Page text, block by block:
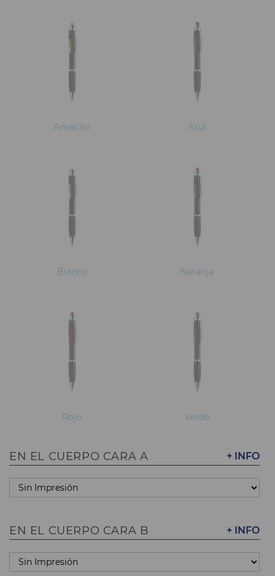
Amarillo Azul
Blanco Naranja
Rojo Verde
+ INFO
EN EL CUERPO CARA A
+ INFO
EN EL CUERPO CARA B